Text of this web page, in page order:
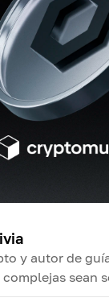
y autor de
sean